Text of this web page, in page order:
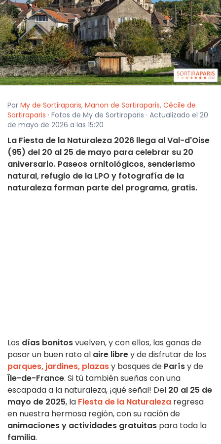
Por My de Sortiraparis, Manon de Sortiraparis, Cécile de
Sortiraparis · Fotos de My de Sortiraparis · Actualizado el 20
de mayo de 2026 a las 15:20
La Fiesta de la Naturaleza 2026 llega al Val-d'Oise
(95) del 20 al 25 de mayo para celebrar su 20
aniversario. Paseos ornitológicos, senderismo
natural, refugio de la LPO y fotografía de la
naturaleza forman parte del programa, gratis.
Los días bonitosvuelven, y con ellos, las ganas de
pasar un buen rato al aire librey de disfrutar de los
parques, jardines, plazasy bosques de Parísy de
Île-de-France. Si tú también sueñas con una
escapada a la naturaleza, ¡qué señal! Del 20 al 25 de
mayo de 2025, la Fiesta de la Naturaleza regresa
en nuestra hermosa región, con su ración de
animaciones y actividades gratuitas para toda la
familia.